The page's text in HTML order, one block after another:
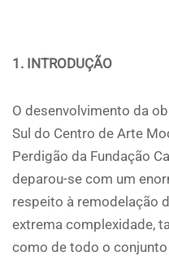
1. INTRODUÇÃO
O desenvolvimento da
Sul do Centro de Arte
Perdigão da Fundação
deparou-se com um
respeito à remodelação
extrema complexidade,
como de todo o